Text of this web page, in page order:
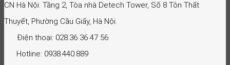
CN Hà Nội: Tầng 2, Tòa nhà Detech Tower, Số 8 Tôn Thất
Thuyết, Phường Cầu Giấy, Hà Nội.
Điện thoại: 028.36 36 47 56
Hotline: 0938.440.889